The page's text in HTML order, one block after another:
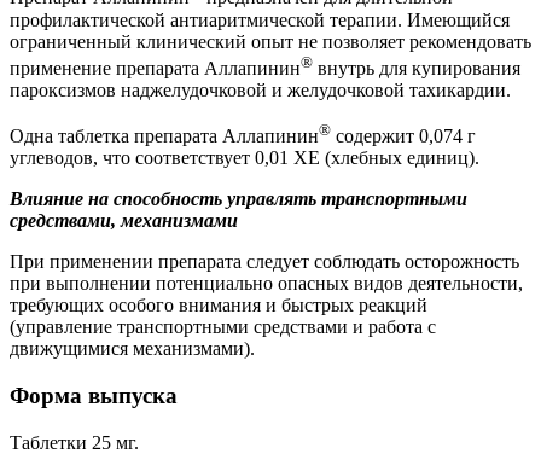
профилактической антиаритмической терапии. Имеющийся
ограниченный клинический опыт не позволяет рекомендовать
применение препарата Аллапинин® внутрь для купирования
пароксизмов наджелудочковой и желудочковой тахикардии.
Одна таблетка препарата Аллапинин® содержит 0,074 г
углеводов, что соответствует 0,01 ХЕ (хлебных единиц).
Влияние на способность управлять транспортными
средствами, механизмами
При применении препарата следует соблюдать осторожность
при выполнении потенциально опасных видов деятельности,
требующих особого внимания и быстрых реакций
(управление транспортными средствами и работа с
движущимися механизмами).
Форма выпуска
Таблетки 25 мг.